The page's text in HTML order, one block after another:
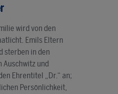
wird von den
Emils Eltern
sterben in den
und
Ehrentitel „Dr.“ an;
Persönlichkeit,